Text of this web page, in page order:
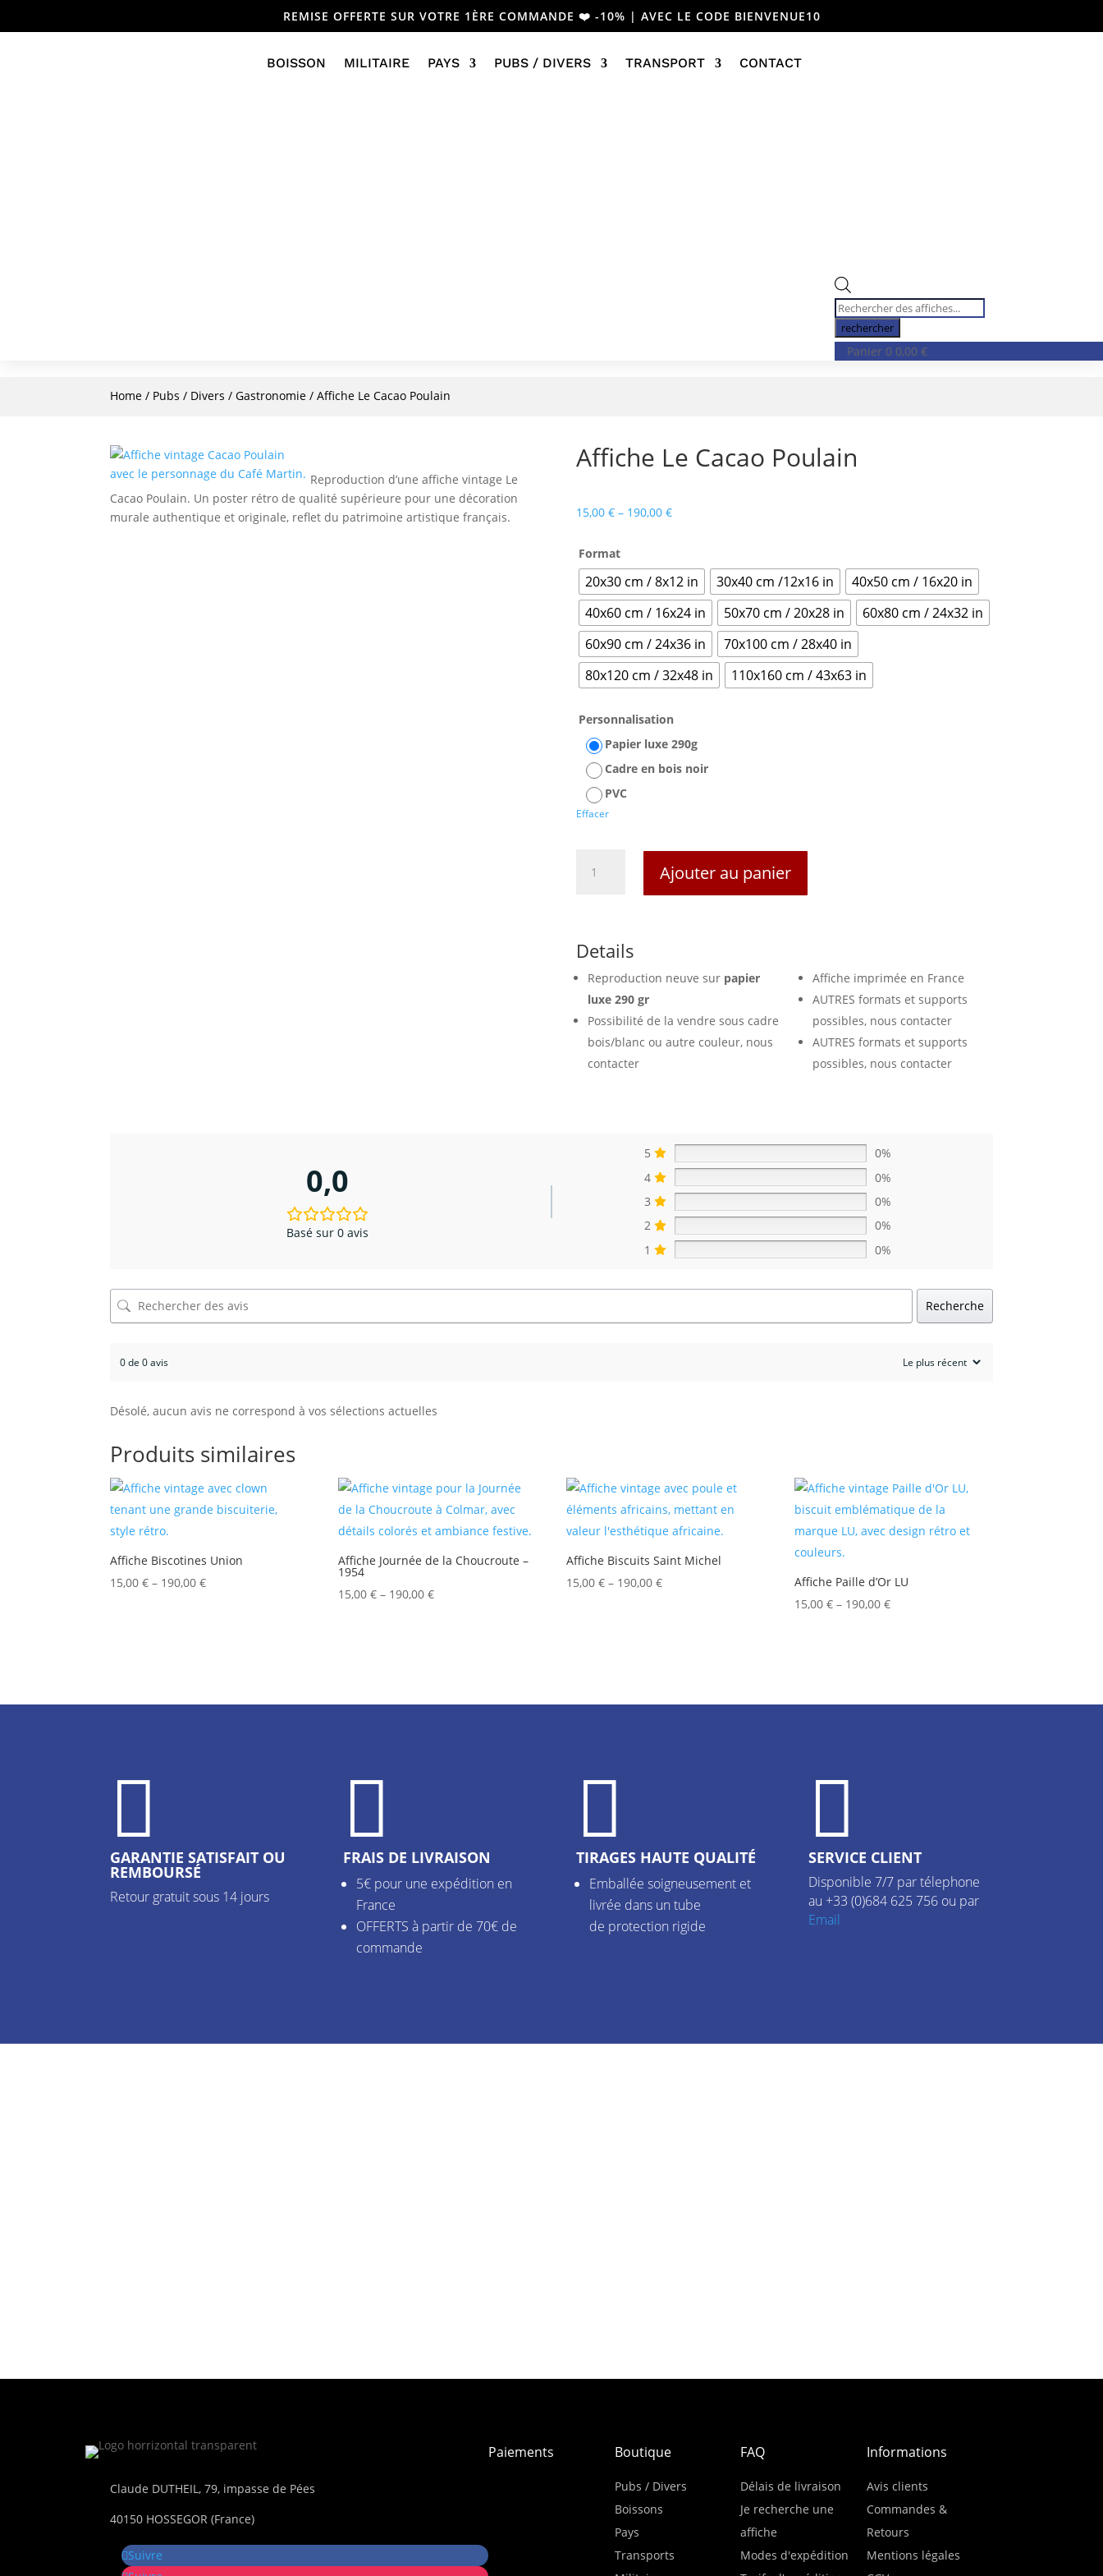
REMISE OFFERTE SUR VOTRE 1ÈRE COMMANDE ❤️ -10% | AVEC LE CODE BIENVENUE10
BOISSON MILITAIRE PAYS PUBS / DIVERS TRANSPORT CONTACT
Recherche
de
produits
rechercher
Panier 0 0,00 €
Home / Pubs / Divers /Gastronomie / Affiche Le Cacao Poulain
Reproduction d’une affiche vintage Le
Cacao Poulain. Un poster rétro de qualité supérieure pour une décoration
murale authentique et originale, reflet du patrimoine artistique français.
Affiche Le Cacao Poulain
15,00 €– 190,00 €
Format
20x30 cm / 8x12 in 30x40 cm /12x16 in
40x50 cm / 16x20 in
40x60 cm / 16x24 in
50x70 cm / 20x28 in
60x80 cm / 24x32 in
60x90 cm / 24x36 in
70x100 cm / 28x40 in
80x120 cm / 32x48 in
110x160 cm / 43x63 in
Personnalisation
Papier luxe 290g
Cadre en bois noir
PVC
Effacer
Poulain
Ajouter au panier
Details
Reproduction neuve sur papier
luxe 290 gr
Possibilité de la vendre sous cadre
bois/blanc ou autre couleur, nous
contacter
Affiche imprimée en France
AUTRES formats et supports
possibles, nous contacter
AUTRES formats et supports
possibles, nous contacter
0,0
Basé sur 0 avis
5
0%
4
0%
3
0%
2
0%
1
0%
Recherche
0 de 0 avis
Désolé, aucun avis ne correspond à vos sélections actuelles
Produits similaires
Affiche Biscotines Union
15,00€ – 190,00€
Affiche Journée de la Choucroute –
1954
15,00€ – 190,00€
Affiche Biscuits Saint Michel
15,00€ – 190,00€
Affiche Paille d’Or LU
15,00€ – 190,00€

GARANTIE SATISFAIT OU
REMBOURSÉ
Retour gratuit sous 14 jours

FRAIS DE LIVRAISON
5€ pour une expédition en
France
OFFERTS à partir de 70€ de
commande

TIRAGES HAUTE QUALITÉ
Emballée soigneusement et
livrée dans un tube
de protection rigide

SERVICE CLIENT
Disponible 7/7 par télephone
au +33 (0)684 625 756 ou par
Email
Claude DUTHEIL, 79, impasse de Pées
40150 HOSSEGOR (France)
Suivre
Paiements Boutique
Pubs / Divers
Boissons
Pays
Transports
FAQ
Délais de livraison
Je recherche une
affiche
Modes d'expédition
Informations
Avis clients
Commandes &
Retours
Mentions légales